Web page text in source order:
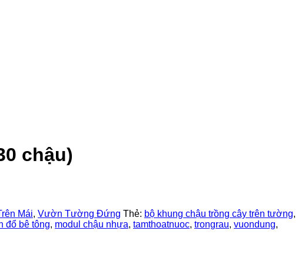
chậu)
Mái, Vườn Tường Đứng Thẻ: bộ khung chậu trồng cây trên tường,
đổ bê tông, modul chậu nhựa, tamthoatnuoc, trongrau, vuondung,